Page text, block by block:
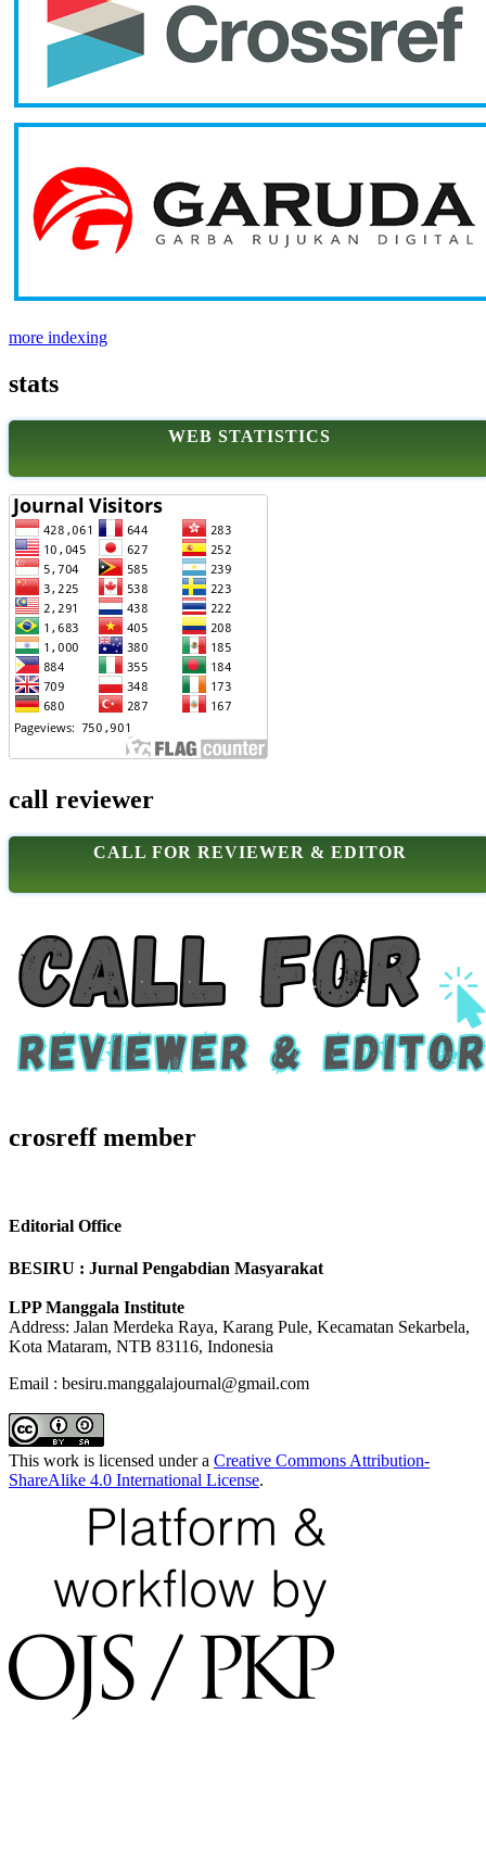
more indexing
stats
WEB STATISTICS
call reviewer
CALL FOR REVIEWER & EDITOR
crosreff member
Editorial Office
BESIRU : Jurnal Pengabdian Masyarakat
LPP Manggala Institute
Address: Jalan Merdeka Raya, Karang Pule, Kecamatan Sekarbela,
Kota Mataram, NTB 83116, Indonesia
Email : besiru.manggalajournal@gmail.com
This work is licensed under a Creative Commons Attribution-
ShareAlike 4.0 International License.